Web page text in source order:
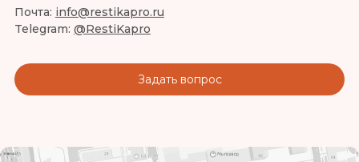
Почта: info@restikapro.ru
Telegram: @RestiKapro
Задать вопрос